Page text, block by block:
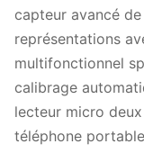
capteur avancé
représentations
multifonctionnel
calibrage
lecteur micro
téléphone